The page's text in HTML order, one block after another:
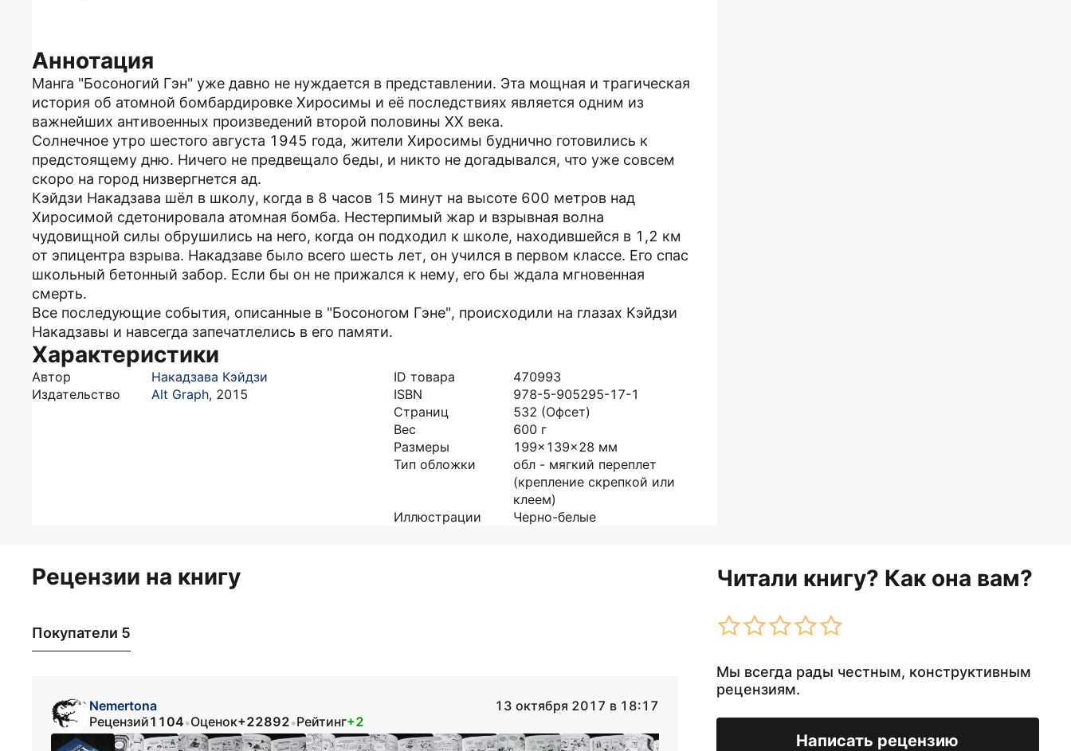
Аннотация
Манга "Босоногий Гэн" уже давно не нуждается в представлении. Эта мощная и трагическая
история об атомной бомбардировке Хиросимы и её последствиях является одним из
важнейших антивоенных произведений второй половины XX века.
Солнечное утро шестого августа 1945 года, жители Хиросимы буднично готовились к
предстоящему дню. Ничего не предвещало беды, и никто не догадывался, что уже совсем
скоро на город низвергнется ад.
Кэйдзи Накадзава шёл в школу, когда в 8 часов 15 минут на высоте 600 метров над
Хиросимой сдетонировала атомная бомба. Нестерпимый жар и взрывная волна
чудовищной силы обрушились на него, когда он подходил к школе, находившейся в 1,2 км
от эпицентра взрыва. Накадзаве было всего шесть лет, он учился в первом классе. Его спас
школьный бетонный забор. Если бы он не прижался к нему, его бы ждала мгновенная
смерть.
Все последующие события, описанные в "Босоногом Гэне", происходили на глазах Кэйдзи
Накадзавы и навсегда запечатлелись в его памяти.
Характеристики
Автор
Накадзава Кэйдзи
Издательство
Alt Graph, 2015
ID товара
470993
ISBN
978-5-905295-17-1
Страниц
532 (Офсет)
Вес
600 г
Размеры
199x139x28 мм
Тип обложки
обл - мягкий переплет
(крепление скрепкой или
клеем)
Иллюстрации
Черно-белые
Рецензии на книгу Читали книгу? Как она вам?
Мы всегда рады честным, конструктивным
рецензиям.
Написать рецензию
Покупатели 5
Nemertona
13 октября 2017 в 18:17
Рецензий1104•Оценок+22892•Рейтинг+2